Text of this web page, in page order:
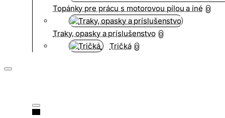
Topánky pre prácu s motorovou pílou a iné 0
Traky, opasky a príslušenstvo 0
Tričká 0